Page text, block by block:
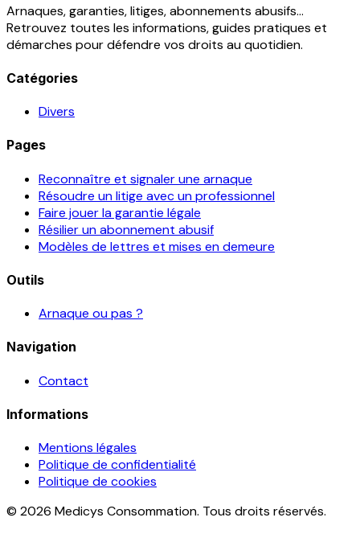
Arnaques, garanties, litiges, abonnements abusifs...
Retrouvez toutes les informations, guides pratiques et
démarches pour défendre vos droits au quotidien.
Catégories
Divers
Pages
Reconnaître et signaler une arnaque
Résoudre un litige avec un professionnel
Faire jouer la garantie légale
Résilier un abonnement abusif
Modèles de lettres et mises en demeure
Outils
Arnaque ou pas ?
Navigation
Contact
Informations
Mentions légales
Politique de confidentialité
Politique de cookies
© 2026 Medicys Consommation. Tous droits réservés.